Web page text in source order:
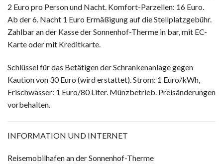
2 Euro pro Person und Nacht. Komfort-Parzellen: 16 Euro.
Ab der 6. Nacht 1 Euro Ermäßigung auf die Stellplatzgebühr.
Zahlbar an der Kasse der Sonnenhof-Therme in bar, mit EC-
Karte oder mit Kreditkarte.
Schlüssel für das Betätigen der Schrankenanlage gegen
Kaution von 30 Euro (wird erstattet). Strom: 1 Euro/kWh,
Frischwasser: 1 Euro/80 Liter. Münzbetrieb. Preisänderungen
vorbehalten.
INFORMATION UND INTERNET
Reisemobilhafen an der Sonnenhof-Therme